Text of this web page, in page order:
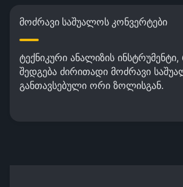
მოძრავი საშუალოს კონვერტები
ტექნიკური ანალიზის
შედგება ძირითადი მოძრავი
განთავსებული ორი ზოლისგან.